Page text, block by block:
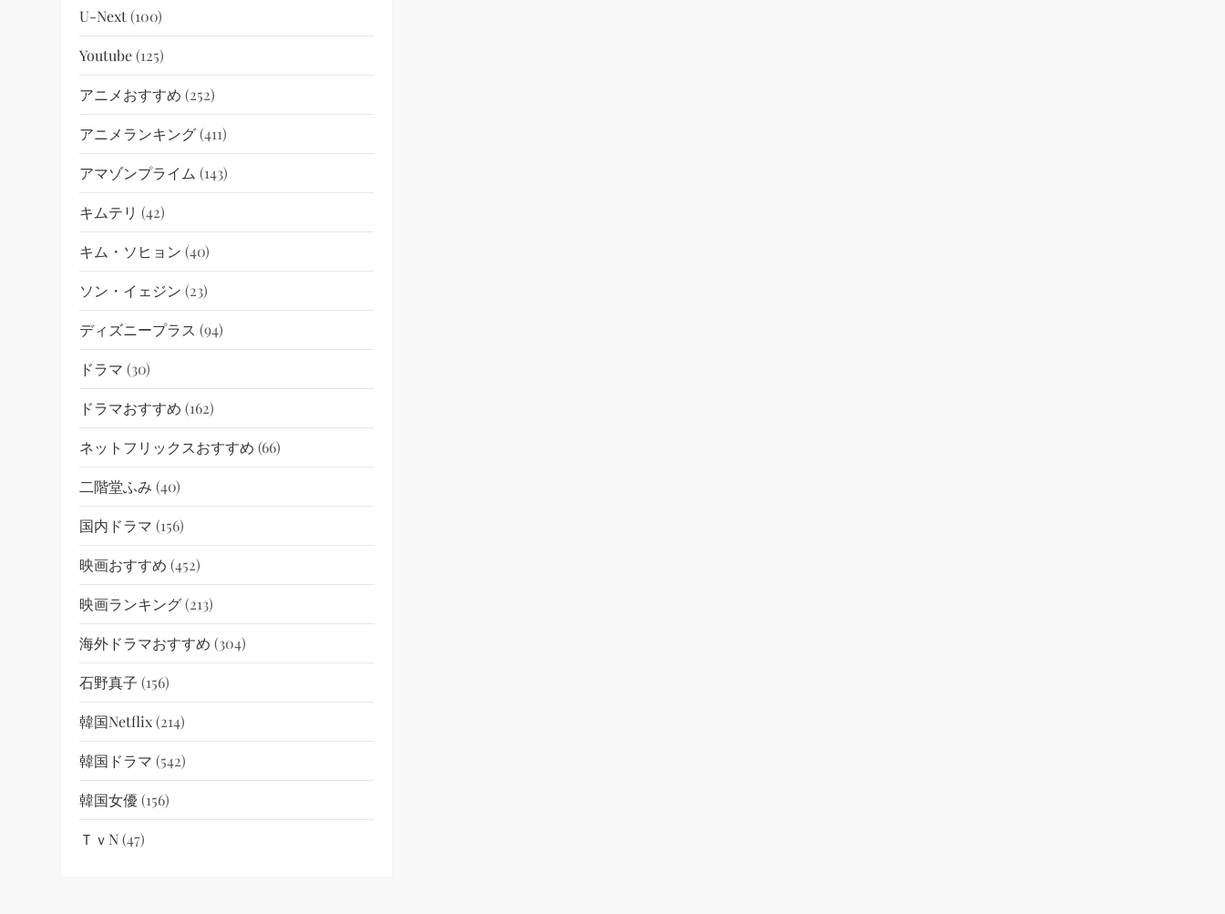
U-Next(100)
Youtube(125)
アニメおすすめ (252)
アニメランキング(411)
アマゾンプライム (143)
キムテリ (42)
キム・ソヒョン (40)
ソン・イェジン (23)
ディズニープラス (94)
ドラマ (30)
ドラマおすすめ (162)
ネットフリックスおすすめ (66)
二階堂ふみ (40)
国内ドラマ (156)
映画おすすめ (452)
映画ランキング(213)
海外ドラマおすすめ (304)
石野真子 (156)
韓国netflix(214)
韓国ドラマ (542)
韓国女優(156)
ＴｖN(47)